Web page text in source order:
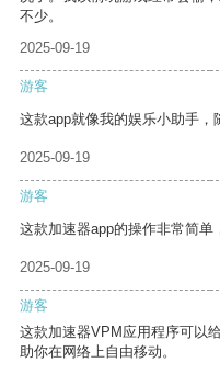
不少。
2025-09-19
游客
这款app就像我的娱乐小助手，
2025-09-19
游客
这款加速器app的操作非常简单
2025-09-19
游客
这款加速器VPM应用程序可以
助你在网络上自由移动。